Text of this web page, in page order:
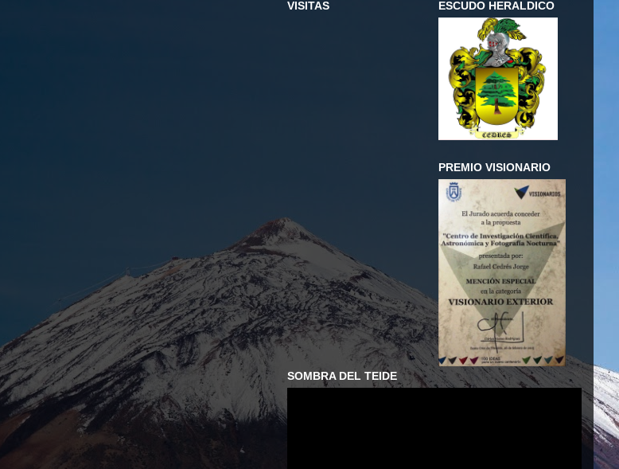
VISITAS ESCUDO HERALDICO
PREMIO VISIONARIO
SOMBRA DEL TEIDE